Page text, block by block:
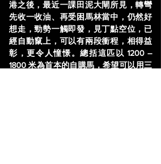
港之後，最近一課田泥大閘所見，轉彎
先收一收油、再受困馬林當中，仍然好
想走，勁勢一觸即發，見丁點空位，已
經自動竄上，可以有兩段衝程，相得益
彰，更令人憧憬。總括這匹以 1200 –
1800 米為首本的自購馬，希望可以用三